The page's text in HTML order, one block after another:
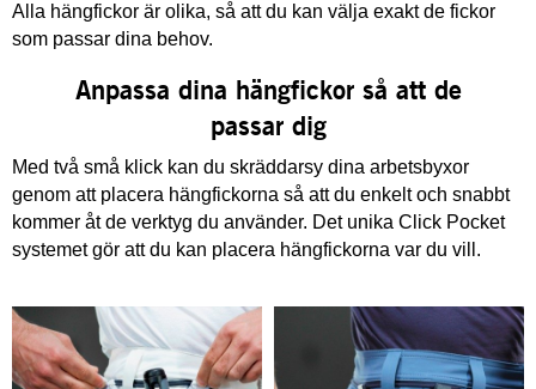
Alla hängfickor är olika, så att du kan välja exakt de fickor
som passar dina behov.
Anpassa dina hängfickor så att de
passar dig
Med två små klick kan du skräddarsy dina arbetsbyxor
genom att placera hängfickorna så att du enkelt och snabbt
kommer åt de verktyg du använder. Det unika Click Pocket
systemet gör att du kan placera hängfickorna var du vill.